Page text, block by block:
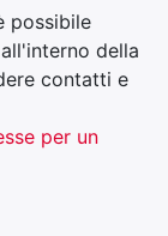
possibile
della
contatti e
per un